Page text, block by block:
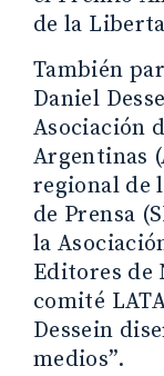
de la
También
Daniel
Asociación
Argentinas
regional de
de Prensa
la
Editores de
comité
Dessein
medios”.